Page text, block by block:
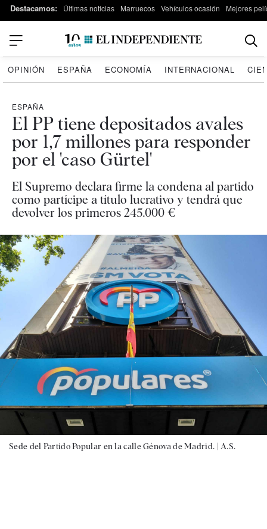
Destacamos: Últimas noticias Marruecos Vehículos ocasión Mejores
OPINIÓN ESPAÑA ECONOMÍA INTERNACIONAL
ESPAÑA
El PP tiene depositados avales
por 1,7 millones para responder
por el 'caso Gürtel'
El Supremo declara firme la condena al partido
como partícipe a título lucrativo y tendrá que
devolver los primeros 245.000 €
Sede del Partido Popular en la calle Génova de Madrid. | A.S.